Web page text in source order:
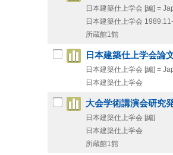
日本建築仕上学会 [編] =
日本建築仕上学会 1989.11-
所蔵館1館
日本建築仕上学会
日本建築仕上学会 [編] =
日本建築仕上学会
大会学術講演会研究
日本建築仕上学会 [編]
日本建築仕上学会
所蔵館1館